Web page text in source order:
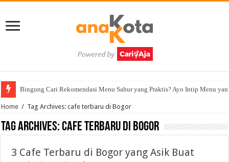
Bingung Cari Rekomendasi Menu Sahur yang Praktis? Ayo Intip Menu
Home / Tag Archives: cafe terbaru di Bogor
Tag Archives:cafe terbaru di Bogor
3 Cafe Terbaru di Bogor yang Asik Buat